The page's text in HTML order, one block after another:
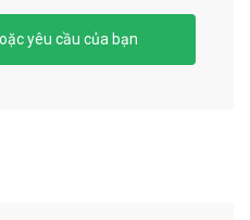
yêu cầu của bạn